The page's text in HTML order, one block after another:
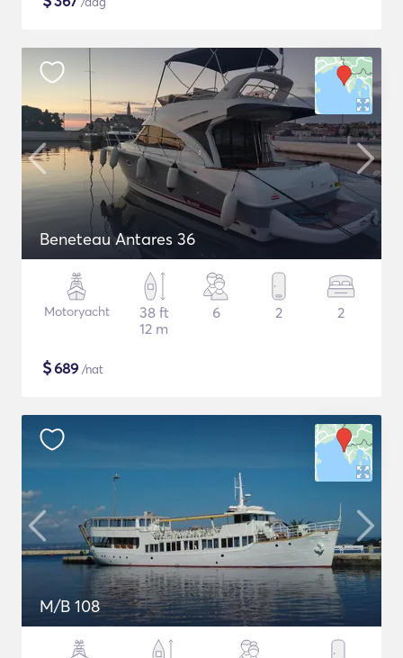
Beneteau Antares 36
Motoryacht
38 ft
12 m
6 2 2
$689 /nat
M/B 108